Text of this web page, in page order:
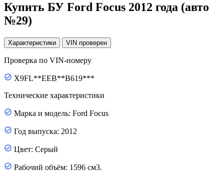
Купить БУ Ford Focus 2012 года (авто
№29)
Характеристики VIN проверен
Проверка по VIN-номеру
X9FL**EEB**B619***
Технические характеристики
Марка и модель: Ford Focus
Год выпуска: 2012
Цвет: Серый
Рабочий объём: 1596 см3.